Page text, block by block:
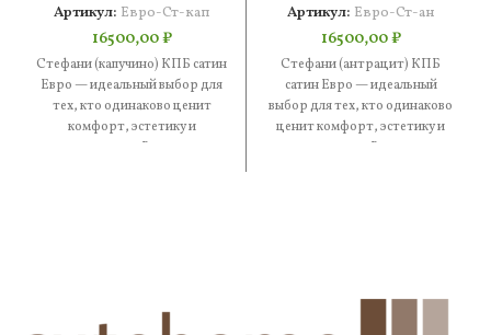
Артикул: Евро-Ст-кап
16500,00₽
Стефани (капучино) КПБ сатин
Евро — идеальный выбор для
тех, кто одинаково ценит
комфорт, эстетику и
практичность. В составе —
Артикул: Евро-Ст-ан
16500,00₽
Стефани (антрацит) КПБ
сатин Евро — идеальный
выбор для тех, кто одинаково
ценит комфорт, эстетику и
практичность. В составе —